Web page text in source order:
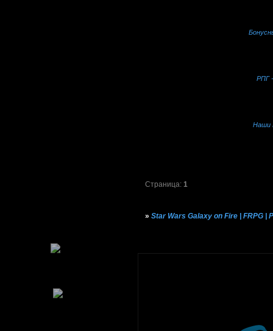
РПГ
Наши
Страница:1
»Star Wars Galaxy on Fire | FRPG |